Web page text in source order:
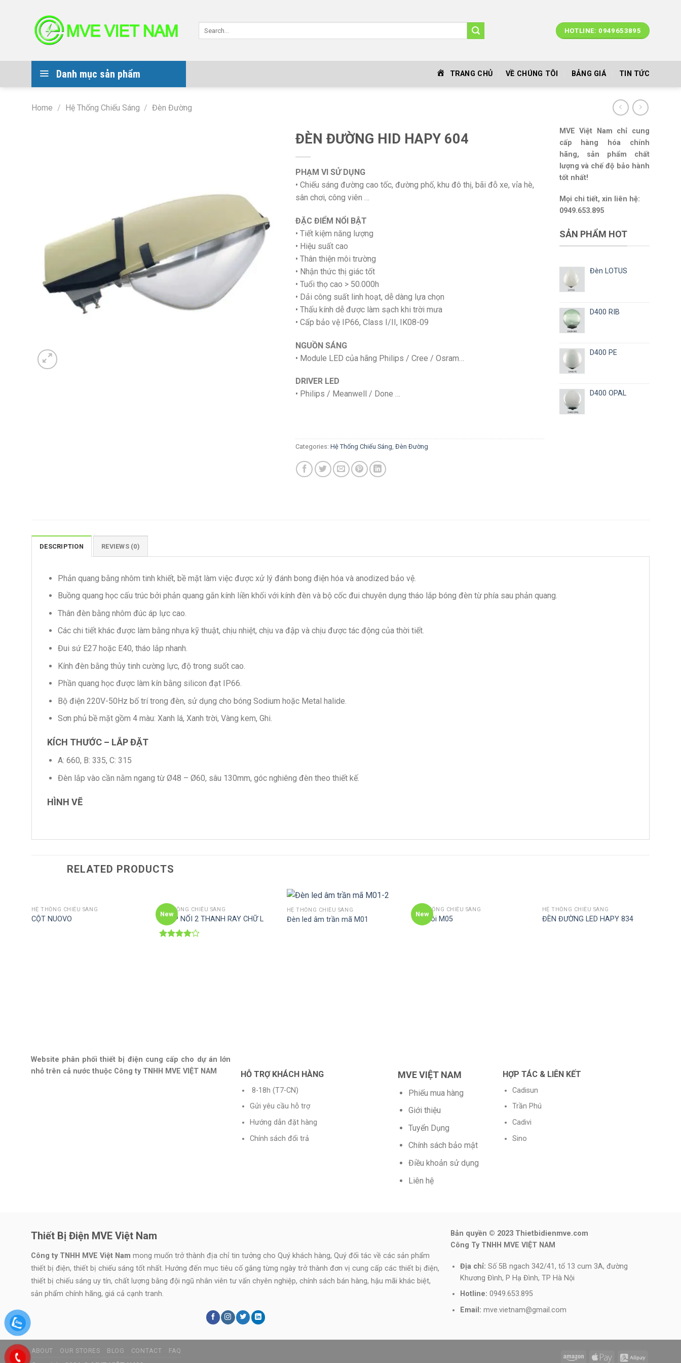
HOTLINE: 0949653895
Danh mục sản phẩm TRANG CHỦ VỀ CHÚNG TÔI BẢNG GIÁ TIN TỨC
Home / Hệ Thống Chiếu Sáng / Đèn Đường
ĐÈN ĐƯỜNG HID HAPY 604
PHẠM VI SỬ DỤNG
• Chiếu sáng đường cao tốc, đường phố, khu đô thị, bãi đỗ xe, vỉa hè,
sân chơi, công viên …
ĐẶC ĐIỂM NỔI BẬT
• Tiết kiệm năng lượng
• Hiệu suất cao
• Thân thiện môi trường
• Nhận thức thị giác tốt
• Tuổi thọ cao > 50.000h
• Dải công suất linh hoạt, dễ dàng lựa chọn
• Thấu kính dễ được làm sạch khi trời mưa
• Cấp bảo vệ IP66, Class I/II, IK08-09
NGUỒN SÁNG
• Module LED của hãng Philips / Cree / Osram…
DRIVER LED
• Philips / Meanwell / Done …
Categories: Hệ Thống Chiếu Sáng Đèn Đường
MVE Việt Nam chỉ cung
cấp hàng hóa chính
hãng, sản phẩm chất
lượng và chế độ bảo hành
tốt nhất!
Mọi chi tiết, xin liên hệ:
0949.653.895
SẢN PHẨM HOT
Đèn LOTUS
D400 RIB
D400 PE
D400 OPAL
DESCRIPTION REVIEWS (0)
Phản quang bằng nhôm tinh khiết, bề mặt làm việc được xử lý đánh bong điện hóa và anodized bảo vệ.
Buồng quang học cấu trúc bởi phản quang gắn kính liền khối với kính đèn và bộ cốc đui chuyên dụng tháo lắp bóng đèn từ phía sau phản quang.
Thân đèn bằng nhôm đúc áp lực cao.
Các chi tiết khác được làm bằng nhựa kỹ thuật, chịu nhiệt, chịu va đập và chịu được tác động của thời tiết.
Đui sứ E27 hoặc E40, tháo lắp nhanh.
Kính đèn bằng thủy tinh cường lực, độ trong suốt cao.
Phần quang học được làm kín bằng silicon đạt IP66.
Bộ điện 220V-50Hz bố trí trong đèn, sử dụng cho bóng Sodium hoặc Metal halide.
Sơn phủ bề mặt gồm 4 màu: Xanh lá, Xanh trời, Vàng kem, Ghi.
KÍCH THƯỚC – LẮP ĐẶT
A: 660, B: 335, C: 315
Đèn lắp vào cần nằm ngang từ Ø48 – Ø60, sâu 130mm, góc nghiêng đèn theo thiết kế.
HÌNH VẼ
RELATED PRODUCTS
HỆ THỐNG CHIẾU SÁNG
CỘT NUOVO
New
HỆ THỐNG CHIẾU SÁNG
KHỚP NỐI 2 THANH RAY CHỮ L
HỆ THỐNG CHIẾU SÁNG
Đèn led âm trần mã M01
New
HỆ THỐNG CHIẾU SÁNG
US Đôi M05
HỆ THỐNG CHIẾU SÁNG
ĐÈN ĐƯỜNG LED HAPY 834
Website phân phối thiết bị điện cung cấp cho dự án lớn
nhỏ trên cả nước thuộc Công ty TNHH MVE VIỆT NAM
HỖ TRỢ KHÁCH HÀNG
8-18h (T7-CN)
Gửi yêu cầu hỗ trợ
Hướng dẫn đặt hàng
Chính sách đổi trả
MVE VIỆT NAM
Phiếu mua hàng
Giới thiệu
Tuyển Dụng
Chính sách bảo mật
Điều khoản sử dụng
Liên hệ
HỢP TÁC & LIÊN KẾT
Cadisun
Trần Phú
Cadivi
Sino
Thiết Bị Điện MVE Việt Nam
Công ty TNHH MVE Việt Nam mong muốn trở thành địa chỉ tin tưởng cho Quý khách hàng, Quý đối tác về các sản phẩm
thiết bị điện, thiết bị chiếu sáng tốt nhất. Hướng đến mục tiêu cố gắng từng ngày trở thành đơn vị cung cấp các thiết bị điện,
thiết bị chiếu sáng uy tín, chất lượng bằng đội ngũ nhân viên tư vấn chyên nghiệp, chính sách bán hàng, hậu mãi khác biệt,
sản phẩm chính hãng, giá cả cạnh tranh.
Bản quyền © 2023 Thietbidienmve.com
Công Ty TNHH MVE VIỆT NAM
Địa chỉ: Số 5B ngach 342/41, tổ 13 cum 3A, đường
Khương Đình, P Hạ Đình, TP Hà Nội
Hotline: 0949.653.895
Email: mve.vietnam@gmail.com
ABOUT OUR STORES BLOG CONTACT FAQ